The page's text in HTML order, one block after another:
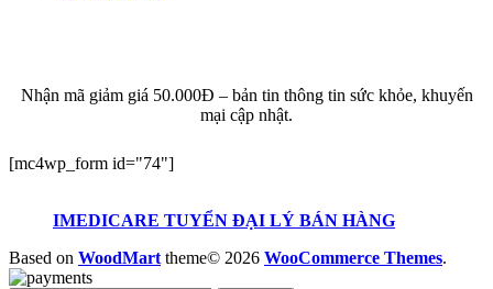
Nhận mã giảm giá 50.000Đ – bản tin thông tin sức khỏe, khuyến
mại cập nhật.
[mc4wp_form id="74"]
IMEDICARE TUYỂN ĐẠI LÝ BÁN HÀNG
Based on WoodMart theme© 2026 WooCommerce Themes.